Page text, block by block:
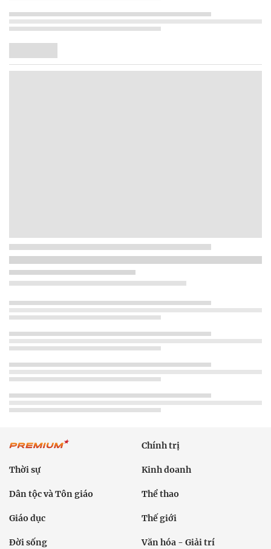
Chính trị
Thời sự Kinh doanh
Dân tộc và Tôn giáo Thể thao
Giáo dục Thế giới
Đời sống Văn hóa - Giải trí